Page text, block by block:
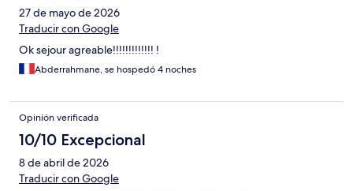
27 de mayo de 2026
Traducir con Google
Ok sejour agreable!!!!!!!!!!!!! !
Abderrahmane, se hospedó 4 noches
Opinión verificada
10/10 Excepcional
8 de abril de 2026
Traducir con Google